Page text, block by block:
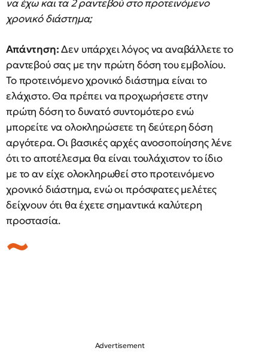
να έχω και τα 2 ραντεβού στο προτεινόμενο
χρονικό διάστημα;
Απάντηση:Δεν υπάρχει λόγος να αναβάλλετε το
ραντεβού σας με την πρώτη δόση του εμβολίου.
Το προτεινόμενο χρονικό διάστημα είναι το
ελάχιστο. Θα πρέπει να προχωρήσετε στην
πρώτη δόση το δυνατό συντομότερο ενώ
μπορείτε να ολοκληρώσετε τη δεύτερη δόση
αργότερα. Οι βασικές αρχές ανοσοποίησης λένε
ότι το αποτέλεσμα θα είναι τουλάχιστον το ίδιο
με το αν είχε ολοκληρωθεί στο προτεινόμενο
χρονικό διάστημα, ενώ οι πρόσφατες μελέτες
δείχνουν ότι θα έχετε σημαντικά καλύτερη
προστασία.